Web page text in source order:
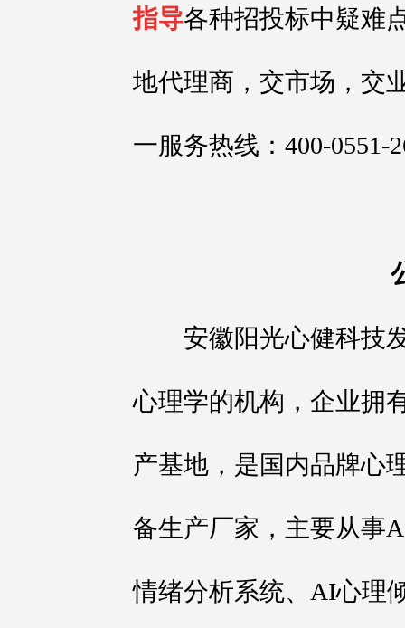
指导各种招投标中疑难
地代理商，交市场，交
一服务热线：400-0551-
安徽阳光心健科技发
心理学的机构，企业拥
产基地，是国内品牌心
备生产厂家，主要从事
情绪分析系统、AI心理